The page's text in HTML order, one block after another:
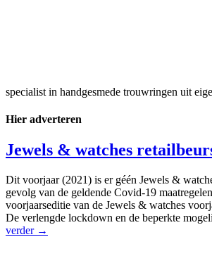
specialist in handgesmede trouwringen uit
Hier adverteren
Jewels & watches
Dit voorjaar (2021) is er géén Jewels &
gevolg van de geldende Covid-19
voorjaarseditie van de Jewels & watches
De verlengde lockdown en de beperkte
verder →